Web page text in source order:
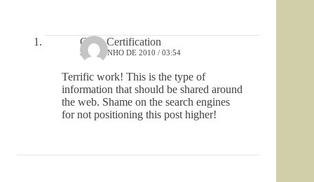
CNA Certification
3 DE JUNHO DE 2010 / 03:54
Terrific work! This is the type of
information that should be shared around
the web. Shame on the search engines
for not positioning this post higher!